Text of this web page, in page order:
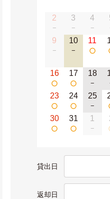
2
−
3
−
4
−
9
−
10
−
11
16 17 18
−
23 24 25
−
30 31 1
−
貸出日
返却日